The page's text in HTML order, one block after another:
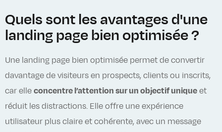
Quels sont les avantages d'une
landing page bien optimisée ?
Une landing page bien optimisée permet de convertir
davantage de visiteurs en prospects, clients ou inscrits,
car elle concentre l’attention sur un objectif unique et
réduit les distractions. Elle offre une expérience
utilisateur plus claire et cohérente, avec un message